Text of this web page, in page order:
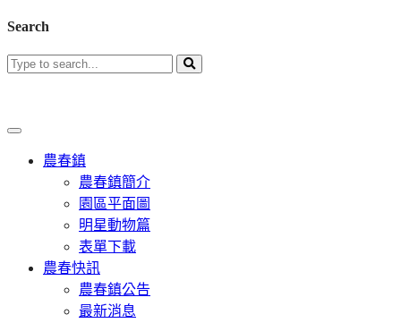
Search
農春鎮
農春鎮簡介
園區平面圖
明星動物篇
表單下載
農春快訊
農春鎮公告
最新消息